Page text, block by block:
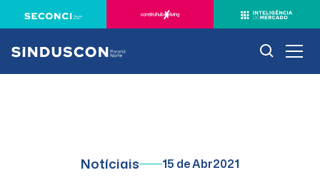
Notíciais 15 de Abr2021